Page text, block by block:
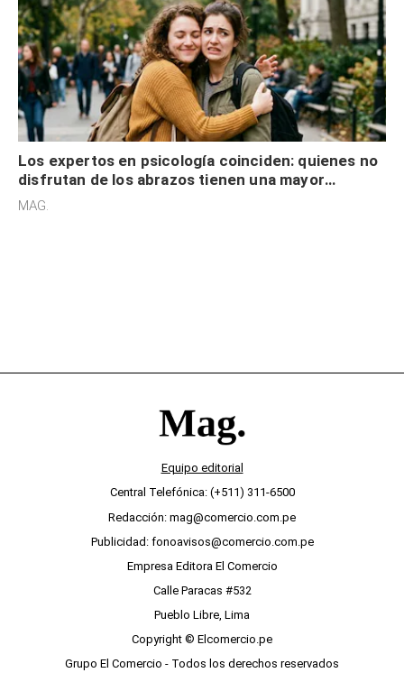
Los expertos en psicología coinciden: quienes no
disfrutan de los abrazos tienen una mayor
sensibilidad a los estímulos físicos y no es por
MAG.
Equipo editorial
Central Telefónica: (+511) 311-6500
Redacción: mag@comercio.com.pe
Publicidad: fonoavisos@comercio.com.pe
Empresa Editora El Comercio
Calle Paracas #532
Pueblo Libre, Lima
Copyright © Elcomercio.pe
Grupo El Comercio - Todos los derechos reservados